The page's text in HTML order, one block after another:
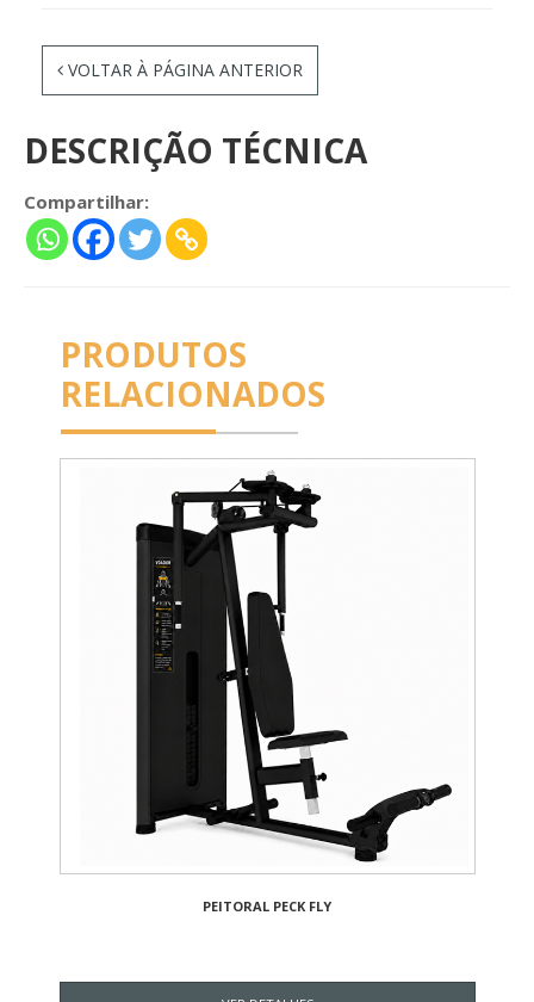
VOLTAR À PÁGINA ANTERIOR
DESCRIÇÃO TÉCNICA
Compartilhar:
PRODUTOS
RELACIONADOS
PEITORAL PECK FLY